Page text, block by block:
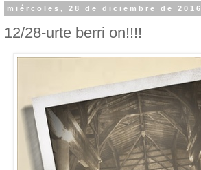
miércoles, 28 de diciembre de 2016
12/28-urte berri on!!!!